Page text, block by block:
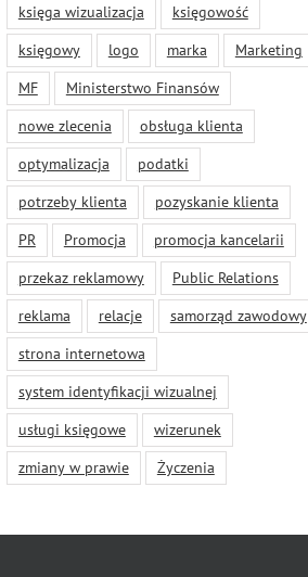
księga wizualizacja
księgowość
księgowy
logo marka
Marketing
MF
Ministerstwo Finansów
nowe zlecenia
obsługa klienta
optymalizacja
podatki
potrzeby klienta
pozyskanie klienta
PR
Promocja
promocja kancelarii
przekaz reklamowy
Public Relations
reklama
relacje
samorząd zawodowy
strona internetowa
system identyfikacji wizualnej
usługi księgowe
wizerunek
zmiany w prawie
Życzenia